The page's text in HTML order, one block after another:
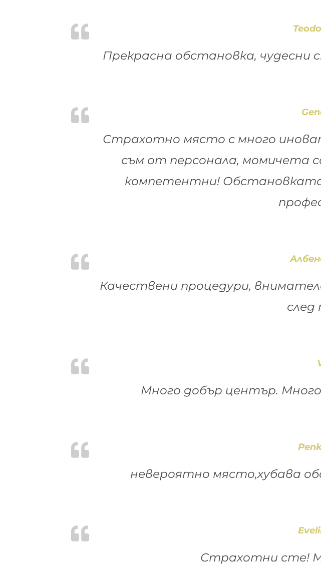
Прекрасна обстановка,
Страхотно място с много
съм от персонала, момичета
компетентни! Обстановката
Качествени процедури,
след
Много добър център.
невероятно място,хубава
Страхотни сте!